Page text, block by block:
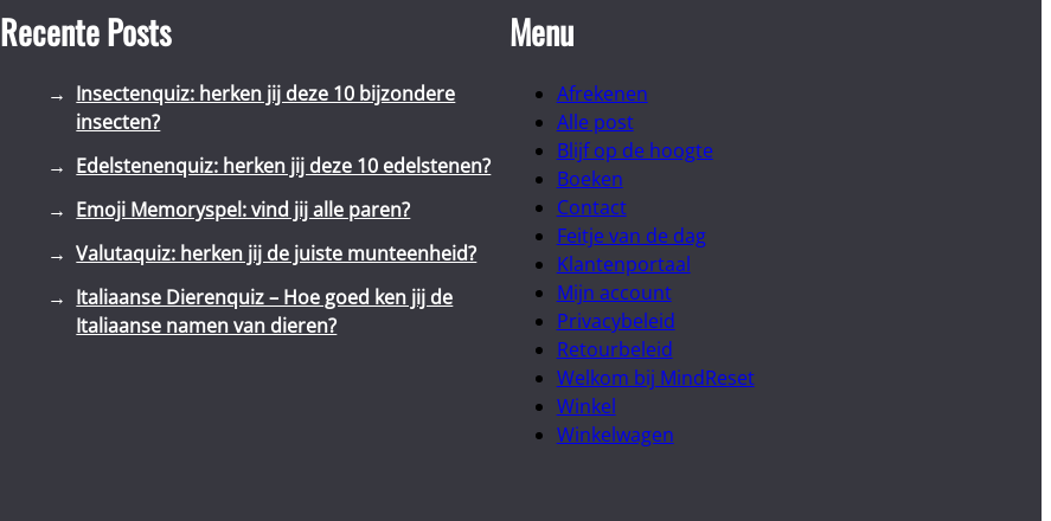
Recente Posts
Insectenquiz: herken jij deze 10 bijzondere
insecten?
Edelstenenquiz: herken jij deze 10 edelstenen?
Emoji Memoryspel: vind jij alle paren?
Valutaquiz: herken jij de juiste munteenheid?
Italiaanse Dierenquiz – Hoe goed ken jij de
Italiaanse namen van dieren?
Menu
Afrekenen
Alle post
Blijf op de hoogte
Boeken
Contact
Feitje van de dag
Klantenportaal
Mijn account
Privacybeleid
Retourbeleid
Welkom bij MindReset
Winkel
Winkelwagen